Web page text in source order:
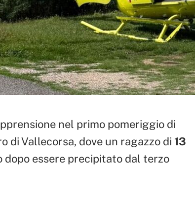
nel primo pomeriggio di
di Vallecorsa, dove un ragazzo di 13
essere precipitato dal terzo